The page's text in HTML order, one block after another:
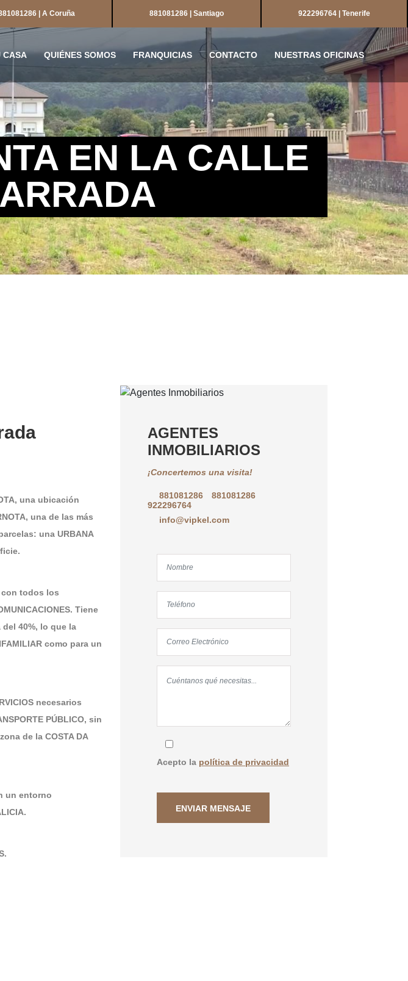
| A Coruña 881081286 | Santiago 922296764 | Tenerife
CASA QUIÉNES SOMOS FRANQUICIAS CONTACTO NUESTRAS OFICINAS
EN LA CALLE
una ubicación
una de las más
una URBANA
con todos los
Tiene
del 40%, lo que la
como para un
necesarios
PÚBLICO, sin
de la COSTA DA
un entorno
AGENTES
INMOBILIARIOS
¡Concertemos una visita!
881081286
881081286
922296764
info@vipkel.com
Acepto la política de privacidad